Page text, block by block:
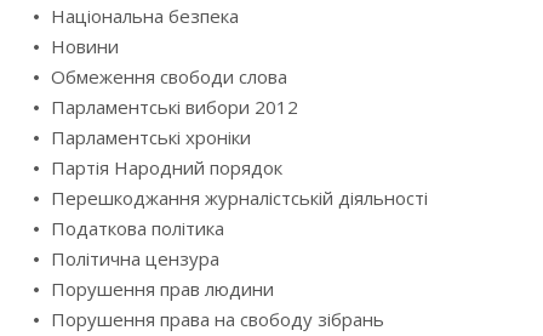
Національна безпека
Новини
Обмеження свободи слова
Парламентські вибори 2012
Парламентські хроніки
Партія Народний порядок
Перешкоджання журналістській діяльності
Податкова політика
Політична цензура
Порушення прав людини
Порушення права на свободу зібрань